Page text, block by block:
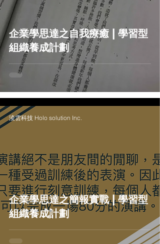
企業學思達之自我療癒 | 學習型
組織養成計劃
企業學思達之簡報實戰 | 學習型
組織養成計劃
淩雲科技 Holo solution Inc.